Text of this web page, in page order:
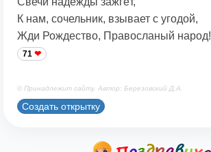
К нам, сочельник, взывает с угодой,
Жди Рождество, Правосланый народ!
71
© Принадлежит сайту. Автор: Березовский Д.А.
Создать открытку